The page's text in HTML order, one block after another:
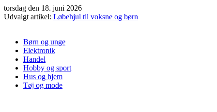
Videre
til
torsdag den 18. juni 2026
Udvalgt artikel: Løbehjul til voksne og børn
Børn og unge
Elektronik
Handel
Hobby og sport
Hus og hjem
Tøj og mode